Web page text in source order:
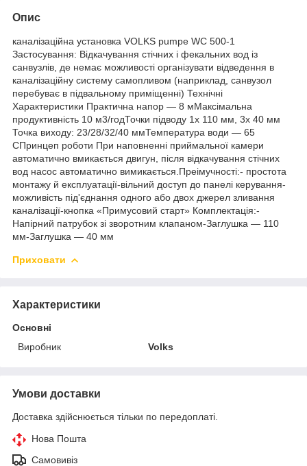
Опис
каналізаційна установка VOLKS pumpe WC 500-1
Застосування: Відкачування стічних і фекальних вод із
санвузлів, де немає можливості організувати відведення в
каналізаційну систему самопливом (наприклад, санвузол
перебуває в підвальному приміщенні) Технічні
Характеристики Практична напор — 8 мМаксімальна
продуктивність 10 м3/годТочки підводу 1х 110 мм, 3х 40 мм
Точка виходу: 23/28/32/40 ммТемпература води — 65
СПринцеп роботи При наповненні приймальної камери
автоматично вмикається двигун, після відкачування стічних
вод насос автоматично вимикається.Преімучності:- простота
монтажу й експлуатації-вільний доступ до панелі керування-
можливість під'єднання одного або двох джерел зливання
каналізації-кнопка «Примусовий старт» Комплектація:-
Напірний патрубок зі зворотним клапаном-Заглушка — 110
мм-Заглушка — 40 мм
Приховати
Характеристики
Основні
Виробник
Volks
Умови доставки
Доставка здійснюється тільки по передоплаті.
Нова Пошта
Самовивіз